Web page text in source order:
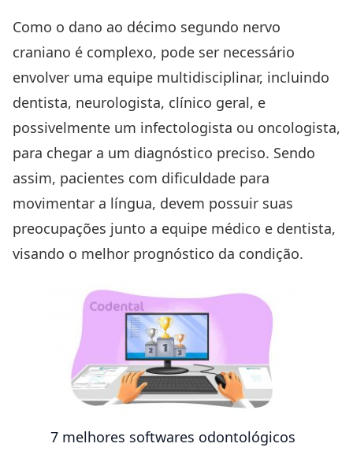
Como o dano ao décimo segundo nervo
craniano é complexo, pode ser necessário
envolver uma equipe multidisciplinar, incluindo
dentista, neurologista, clínico geral, e
possivelmente um infectologista ou oncologista,
para chegar a um diagnóstico preciso. Sendo
assim, pacientes com dificuldade para
movimentar a língua, devem possuir suas
preocupações junto a equipe médico e dentista,
visando o melhor prognóstico da condição.
7 melhores softwares odontológicos